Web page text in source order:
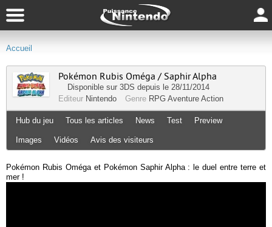
Accueil
Pokémon Rubis Oméga / Saphir Alpha
Disponible sur 3DS depuis le 28/11/2014
Editeur Nintendo Genre RPG Aventure Action
Hub du jeu Tous les articles News Test Preview
Images Vidéos Avis des visiteurs
Pokémon Rubis Oméga et Pokémon Saphir Alpha : le duel entre terre et
mer !